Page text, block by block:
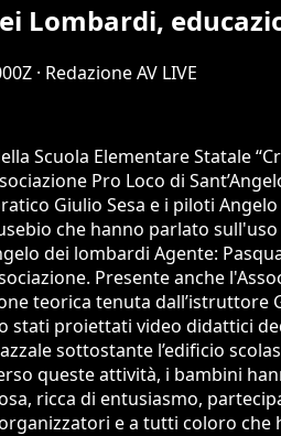
Lombardi,
· Redazione AV LIVE
Scuola Elementare Statale
Pro Loco di
Giulio Sesa e i piloti
che hanno parlato
dei lombardi Agente:
Presente anche
teorica tenuta dall’istruttore
stati proiettati video didattici
sottostante l’edificio
queste attività, i bambini
ricca di entusiasmo,
e a tutti coloro